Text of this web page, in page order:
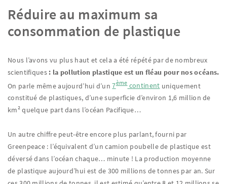
Réduire au maximum sa
consommation de plastique
Nous l’avons vu plus haut et cela a été répété par de nombreux
scientifiques : la pollution plastique est un fléau pour nos océans.
On parle même aujourd’hui d’un7èmecontinent uniquement
constitué de plastiques, d’une superficie d’environ 1,6 million de
km² quelque part dans l’océan Pacifique…
Un autre chiffre peut-être encore plus parlant, fourni par
Greenpeace : l’équivalent d’un camion poubelle de plastique est
déversé dans l’océan chaque… minute ! La production moyenne
de plastique aujourd’hui est de 300 millions de tonnes par an. Sur